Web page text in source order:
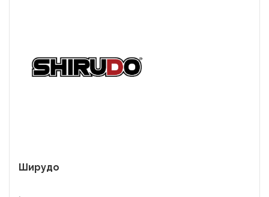
Ширудо